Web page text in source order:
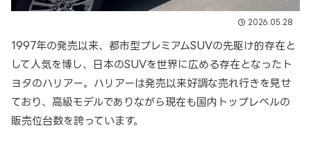
2026.05.28
1997年の発売以来、都市型プレミアムSUVの先駆け的存在と
して人気を博し、日本のSUVを世界に広める存在となったト
ヨタのハリアー。ハリアーは発売以来好調な売れ行きを見せ
ており、高級モデルでありながら現在も国内トップレベルの
販売位台数を誇っています。